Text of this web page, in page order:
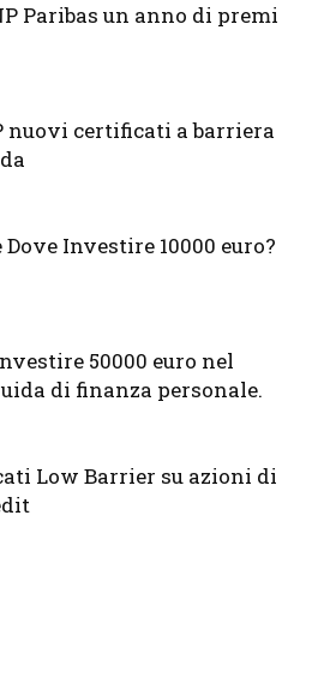
Paribas un anno di premi
nuovi certificati a barriera
Dove Investire 10000 euro?
50000 euro nel
di finanza personale.
Low Barrier su azioni di